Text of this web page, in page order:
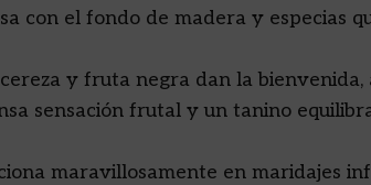
con el fondo de madera y especias
y fruta negra dan la
sensación frutal y un tanino
maravillosamente en maridajes